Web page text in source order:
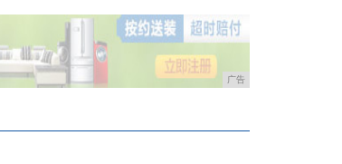
广告